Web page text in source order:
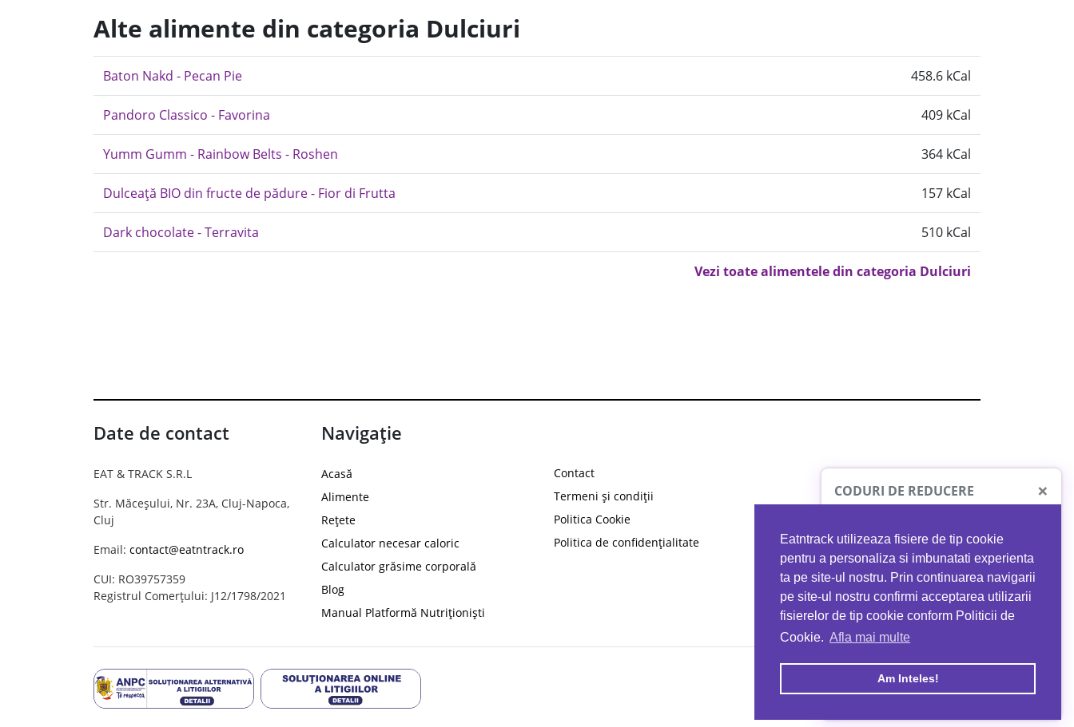
Eatntrack utilizeaza fisiere de tip cookie
pentru a personaliza si imbunatati experienta
ta pe site-ul nostru. Prin continuarea navigarii
pe site-ul nostru confirmi acceptarea utilizarii
fisierelor de tip cookie conform Politicii de
Cookie. Afla mai multe
Am Inteles!
Alte alimente din categoria Dulciuri
Baton Nakd - Pecan Pie 458.6 kCal
Pandoro Classico - Favorina 409 kCal
Yumm Gumm - Rainbow Belts - Roshen 364 kCal
Dulceață BIO din fructe de pădure - Fior di Frutta 157 kCal
Dark chocolate - Terravita 510 kCal
Vezi toate alimentele din categoria Dulciuri
Date de contact
EAT & TRACK S.R.L
Str. Măceșului, Nr. 23A, Cluj-Napoca,
Cluj
Email: contact@eatntrack.ro
CUI: RO39757359
Registrul Comerțului: J12/1798/2021
Navigație
Acasă
Alimente
Rețete
Calculator necesar caloric
Calculator grăsime corporală
Blog
Manual Platformă Nutriționiști
Contact
Termeni și condiții
Politica Cookie
Politica de confidențialitate
CODURI DE REDUCERE ×
PROTO41
reducere la orice comandă
EATNTRACK
MYPROTEIN
Ai40%reducere la orice comandă
folosind codul EATTRACK